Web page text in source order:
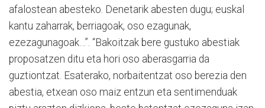
afalostean abesteko. Denetarik abesten dugu; euskal
kantu zaharrak, berriagoak, oso ezagunak,
ezezagunagoak…”. “Bakoitzak bere gustuko abestiak
proposatzen ditu eta hori oso aberasgarria da
guztiontzat. Esaterako, norbaitentzat oso berezia den
abestia, etxean oso maiz entzun eta sentimenduak